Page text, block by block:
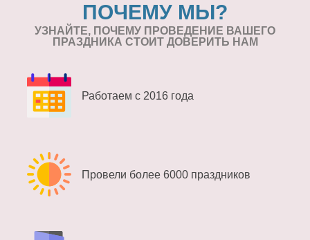
ПОЧЕМУ МЫ?
УЗНАЙТЕ, ПОЧЕМУ ПРОВЕДЕНИЕ ВАШЕГО
ПРАЗДНИКА СТОИТ ДОВЕРИТЬ НАМ
Работаем с 2016 года
Провели более 6000 праздников